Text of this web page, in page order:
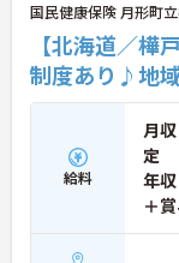
国民健康保険 月形町
【北海道／
制度あり♪地
給料
月収
定
年収
＋